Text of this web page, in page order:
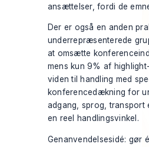
ansættelser, fordi de
Der er også en anden
underrepræsenterede
at omsætte
mens kun 9% af
viden til handling med
konferencedækning for
adgang, sprog, transport
en reel handlingsvinkel.
Genanvendelsesidé: gør